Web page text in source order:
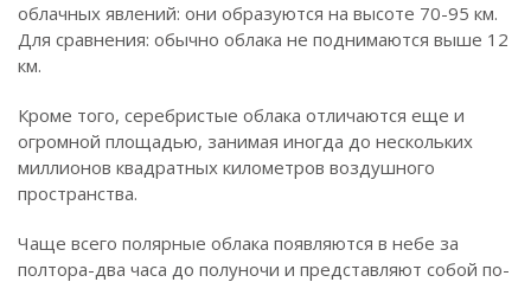
облачных явлений: они образуются на высоте 70-95 км.
Для сравнения: обычно облака не поднимаются выше 12
км.
Кроме того, серебристые облака отличаются еще и
огромной площадью, занимая иногда до нескольких
миллионов квадратных километров воздушного
пространства.
Чаще всего полярные облака появляются в небе за
полтора-два часа до полуночи и представляют собой по-